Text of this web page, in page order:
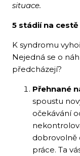
situace.
5 stádií na
K syndromu
Nejedná se o
předcházejí?
Přehnané
spoustu
očekávání
dobrovolně
práce. Ta